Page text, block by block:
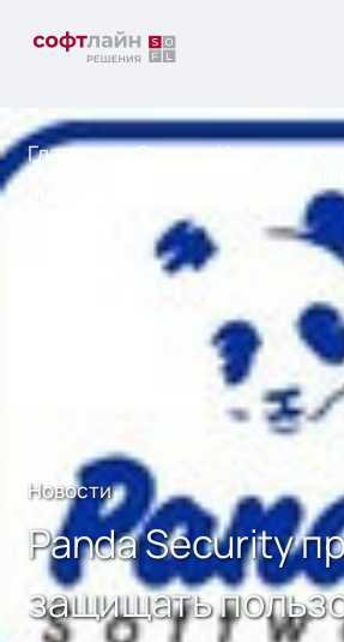
Главная О нас Новости
Panda Security продолжит
Новости
Panda Security
защищать